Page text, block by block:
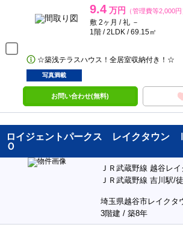
9.4 万円 （管理費等2,000円
敷 2ヶ月 / 礼 －
1階 / 2LDK / 69.15㎡
☆築浅テラスハウス！全居室収納付き！☆
写真満載
お問い合わせ(無料)
ロイジェントパークス レイクタウ
Ｏ
ＪＲ武蔵野線 越谷レ
ＪＲ武蔵野線 吉川駅/
埼玉県越谷市レイクタ
3階建 / 築8年